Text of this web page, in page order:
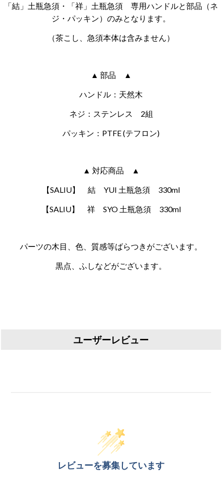
「結」土瓶急須・「祥」土瓶急須 専用ハンドルと部品（ネ
ジ・パッキン）のみとなります。
（茶こし、急須本体は含みません）
▲ 部品 ▲
ハンドル：天然木
ネジ：ステンレス 2組
パッキン：PTFE (テフロン)
▲ 対応商品 ▲
【SALIU】 結 YUI 土瓶急須 330ml
【SALIU】 祥 SYO 土瓶急須 330ml
パーツの木目、色、質感等ばらつきがございます。
黒点、ふしなどがございます。
ユーザーレビュー
レビューを募集しています